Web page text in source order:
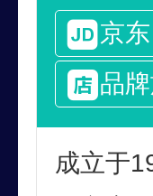
京
品
成立于